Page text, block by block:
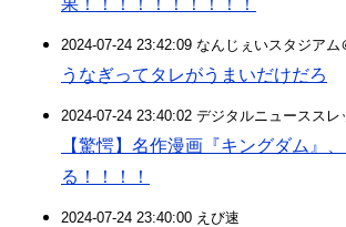
果！！！！！！！！！！
2024-07-24 23:42:09 なんじぇいスタジアム
うなぎってタレがうまいだけだろ
2024-07-24 23:40:02 デジタルニューススレ
【驚愕】名作漫画『キングダム』
る！！！！
2024-07-24 23:40:00 えび速